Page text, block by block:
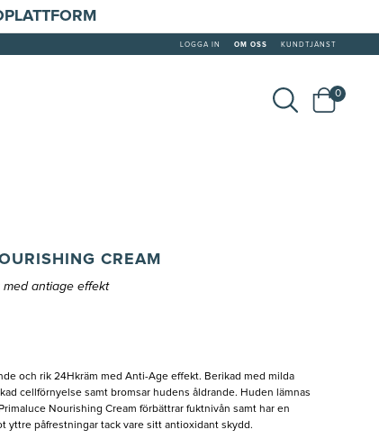
LOGGA IN OM OSS KUNDTJÄNST
0
CREAM
antiage effekt
och rik 24Hkräm med Anti-Age effekt. Berikad med milda
cellförnyelse samt bromsar hudens åldrande. Huden lämnas
Nourishing Cream förbättrar fuktnivån samt har en
yttre påfrestningar tack vare sitt antioxidant skydd.